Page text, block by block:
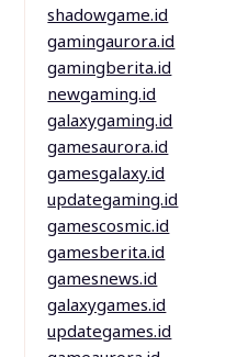
shadowgame.id
gamingaurora.id
gamingberita.id
newgaming.id
galaxygaming.id
gamesaurora.id
gamesgalaxy.id
updategaming.id
gamescosmic.id
gamesberita.id
gamesnews.id
galaxygames.id
updategames.id